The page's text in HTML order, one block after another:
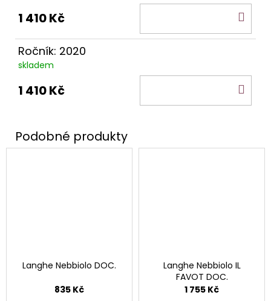
1 410 Kč
Ročník: 2020
skladem
1 410 Kč
Langhe Nebbiolo DOC.
835 Kč
Langhe Nebbiolo IL
FAVOT DOC.
1 755 Kč
Kč